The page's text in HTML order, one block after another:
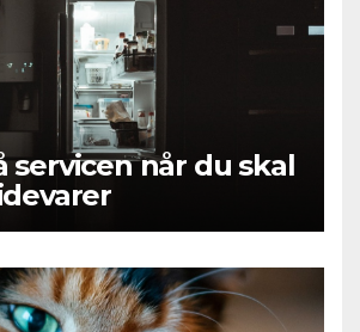
servicen når du skal